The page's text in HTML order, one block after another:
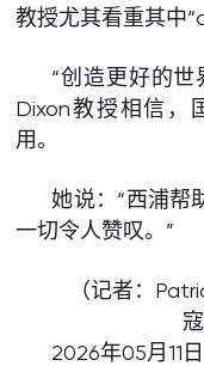
教授尤其看重其中
“创造更好的
Dixon教授相信，
用。
她说：“西浦帮
一切令人赞叹。”
（记者：
2026年05月11日